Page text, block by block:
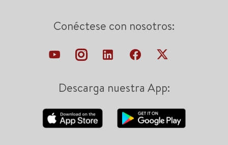
Conéctese con nosotros:
Descarga nuestra App: